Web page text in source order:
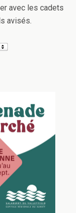
avec les cadets
avisés.